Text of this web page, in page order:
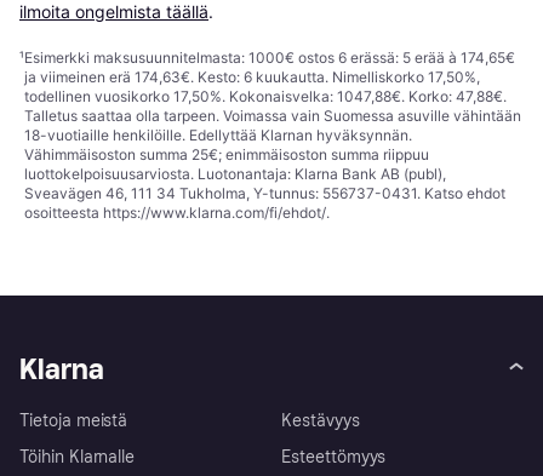
ilmoita ongelmista täällä.
¹Esimerkki maksusuunnitelmasta: 1000€ ostos 6 erässä: 5 erää à 174,65€
ja viimeinen erä 174,63€. Kesto: 6 kuukautta. Nimelliskorko 17,50%,
todellinen vuosikorko 17,50%. Kokonaisvelka: 1047,88€. Korko: 47,88€.
Talletus saattaa olla tarpeen. Voimassa vain Suomessa asuville vähintään
18-vuotiaille henkilöille. Edellyttää Klarnan hyväksynnän.
Vähimmäisoston summa 25€; enimmäisoston summa riippuu
luottokelpoisuusarviosta. Luotonantaja: Klarna Bank AB (publ),
Sveavägen 46, 111 34 Tukholma, Y-tunnus: 556737-0431. Katso ehdot
osoitteesta https://www.klarna.com/fi/ehdot/.
Klarna
Tietoja meistä
Töihin Klarnalle
Kestävyys
Esteettömyys